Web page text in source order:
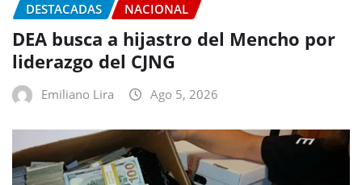
DESTACADAS NACIONAL
DEA busca a hijastro del Mencho por
liderazgo del CJNG
Emiliano Lira Ago 5, 2026